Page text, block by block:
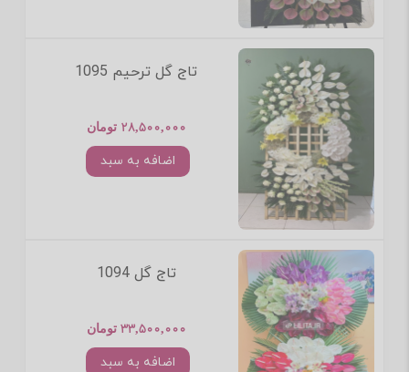
تاج گل ترحیم 1095
28,500,000 تومان
اضافه به سبد
تاج گل 1094
33,500,000 تومان
اضافه به سبد